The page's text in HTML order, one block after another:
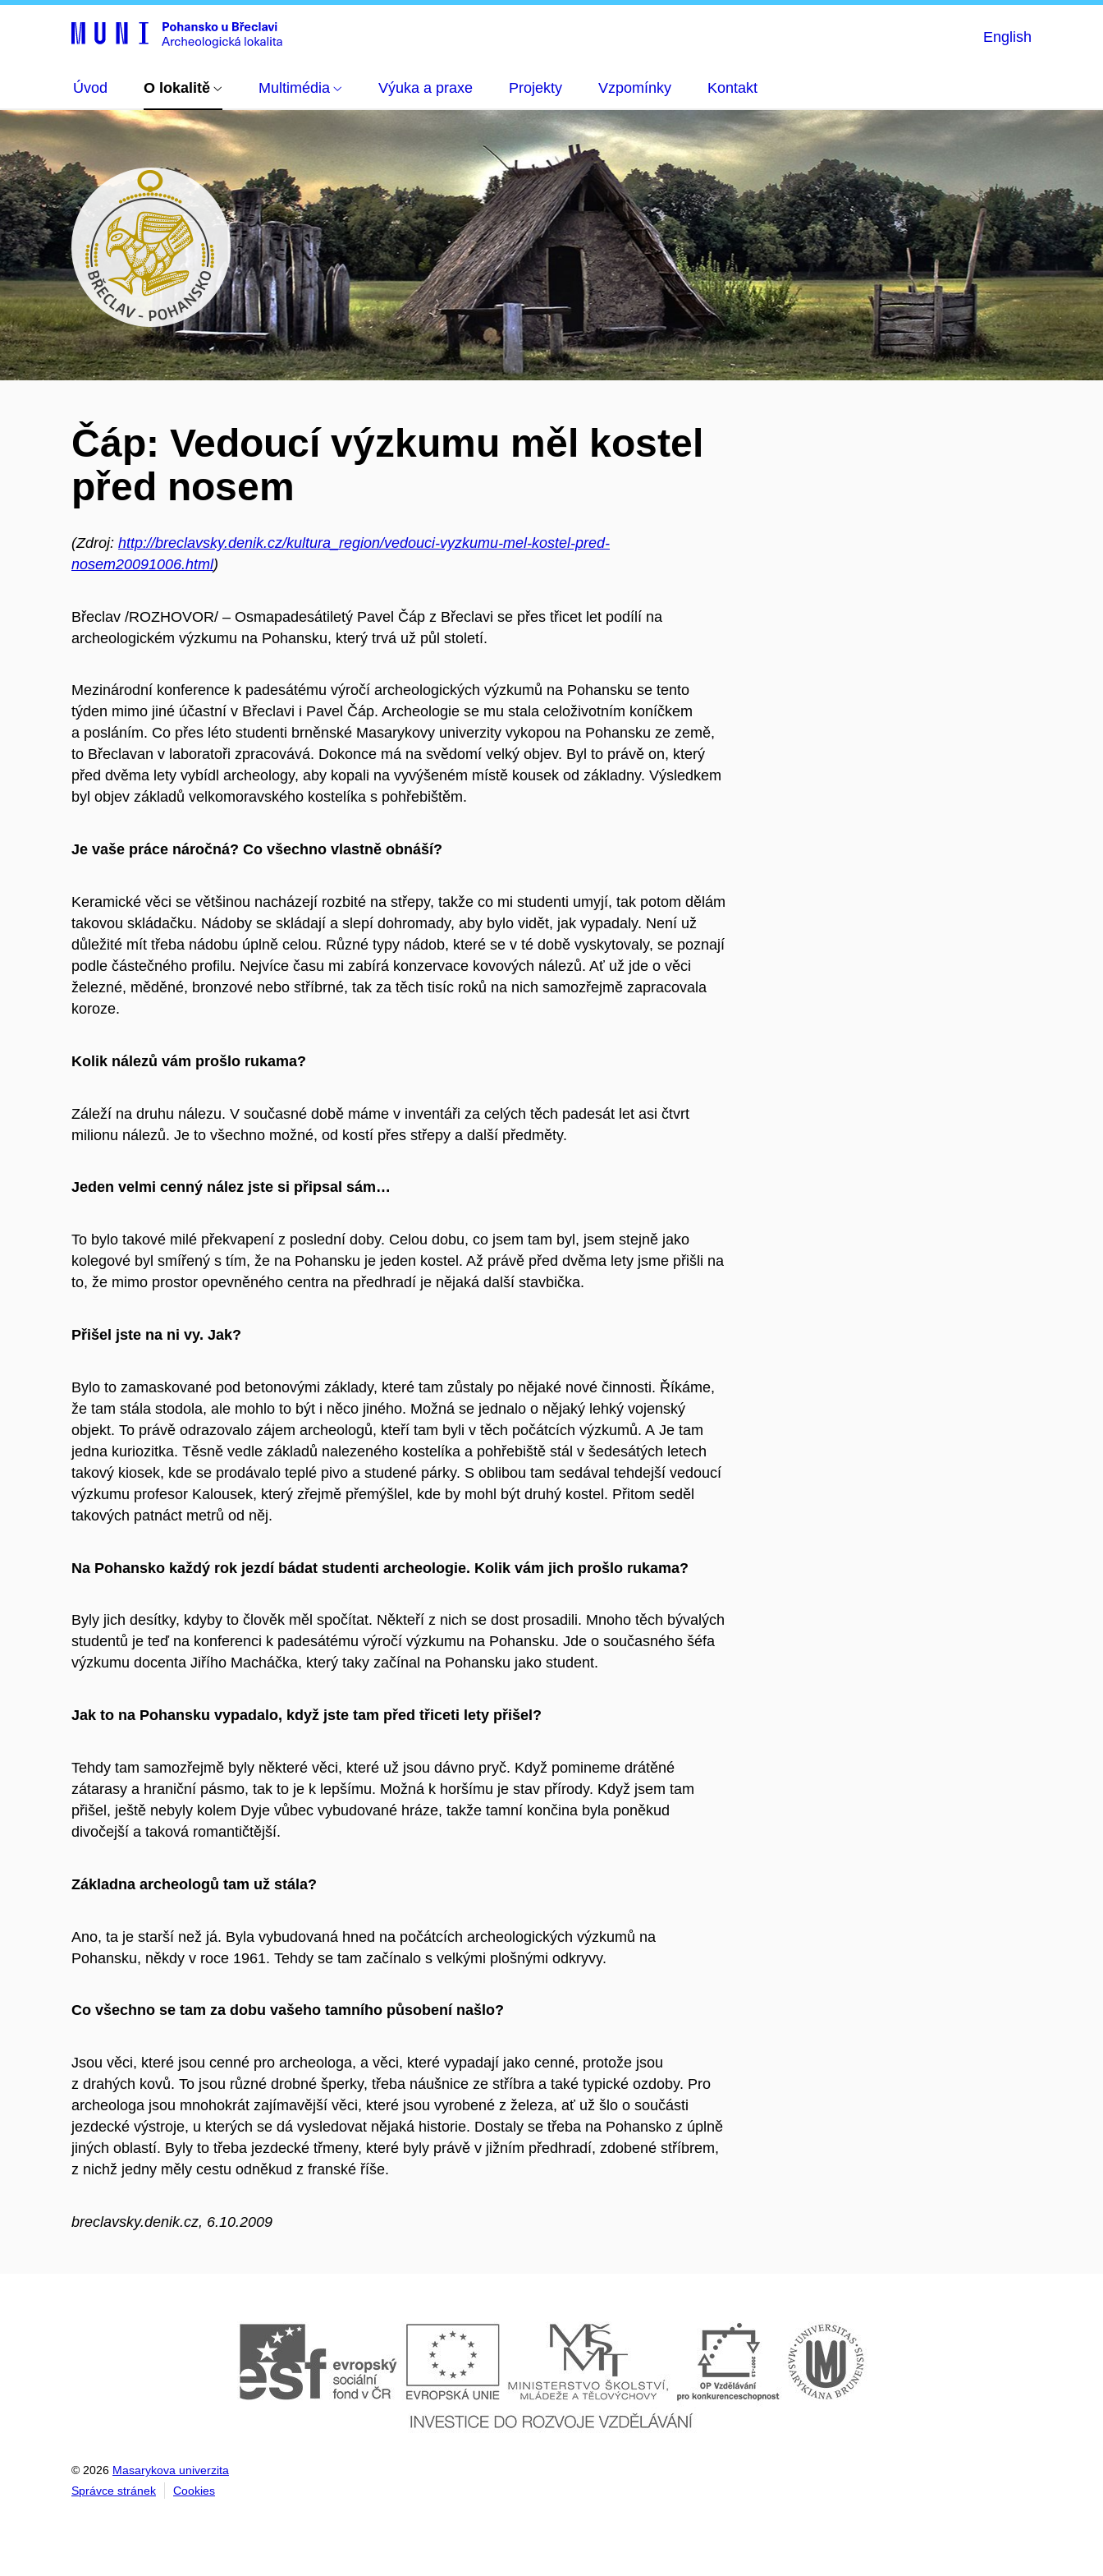
English
Úvod O lokalitě Multimédia Výuka a praxe Projekty Vzpomínky Kontakt
Čáp: Vedoucí výzkumu měl kostel
před nosem
(Zdroj: http://breclavsky.denik.cz/kultura_region/vedouci-vyzkumu-mel-kostel-pred-
nosem20091006.html)
Břeclav /ROZHOVOR/ – Osmapadesátiletý Pavel Čáp z Břeclavi se přes třicet let podílí na
archeologickém výzkumu na Pohansku, který trvá už půl století.
Mezinárodní konference k padesátému výročí archeologických výzkumů na Pohansku se tento
týden mimo jiné účastní v Břeclavi i Pavel Čáp. Archeologie se mu stala celoživotním koníčkem
a posláním. Co přes léto studenti brněnské Masarykovy univerzity vykopou na Pohansku ze země,
to Břeclavan v laboratoři zpracovává. Dokonce má na svědomí velký objev. Byl to právě on, který
před dvěma lety vybídl archeology, aby kopali na vyvýšeném místě kousek od základny. Výsledkem
byl objev základů velkomoravského kostelíka s pohřebištěm.
Je vaše práce náročná? Co všechno vlastně obnáší?
Keramické věci se většinou nacházejí rozbité na střepy, takže co mi studenti umyjí, tak potom dělám
takovou skládačku. Nádoby se skládají a slepí dohromady, aby bylo vidět, jak vypadaly. Není už
důležité mít třeba nádobu úplně celou. Různé typy nádob, které se v té době vyskytovaly, se poznají
podle částečného profilu. Nejvíce času mi zabírá konzervace kovových nálezů. Ať už jde o věci
železné, měděné, bronzové nebo stříbrné, tak za těch tisíc roků na nich samozřejmě zapracovala
koroze.
Kolik nálezů vám prošlo rukama?
Záleží na druhu nálezu. V současné době máme v inventáři za celých těch padesát let asi čtvrt
milionu nálezů. Je to všechno možné, od kostí přes střepy a další předměty.
Jeden velmi cenný nález jste si připsal sám…
To bylo takové milé překvapení z poslední doby. Celou dobu, co jsem tam byl, jsem stejně jako
kolegové byl smířený s tím, že na Pohansku je jeden kostel. Až právě před dvěma lety jsme přišli na
to, že mimo prostor opevněného centra na předhradí je nějaká další stavbička.
Přišel jste na ni vy. Jak?
Bylo to zamaskované pod betonovými základy, které tam zůstaly po nějaké nové činnosti. Říkáme,
že tam stála stodola, ale mohlo to být i něco jiného. Možná se jednalo o nějaký lehký vojenský
objekt. To právě odrazovalo zájem archeologů, kteří tam byli v těch počátcích výzkumů. A Je tam
jedna kuriozitka. Těsně vedle základů nalezeného kostelíka a pohřebiště stál v šedesátých letech
takový kiosek, kde se prodávalo teplé pivo a studené párky. S oblibou tam sedával tehdejší vedoucí
výzkumu profesor Kalousek, který zřejmě přemýšlel, kde by mohl být druhý kostel. Přitom seděl
takových patnáct metrů od něj.
Na Pohansko každý rok jezdí bádat studenti archeologie. Kolik vám jich prošlo rukama?
Byly jich desítky, kdyby to člověk měl spočítat. Někteří z nich se dost prosadili. Mnoho těch bývalých
studentů je teď na konferenci k padesátému výročí výzkumu na Pohansku. Jde o současného šéfa
výzkumu docenta Jiřího Macháčka, který taky začínal na Pohansku jako student.
Jak to na Pohansku vypadalo, když jste tam před třiceti lety přišel?
Tehdy tam samozřejmě byly některé věci, které už jsou dávno pryč. Když pomineme drátěné
zátarasy a hraniční pásmo, tak to je k lepšímu. Možná k horšímu je stav přírody. Když jsem tam
přišel, ještě nebyly kolem Dyje vůbec vybudované hráze, takže tamní končina byla poněkud
divočejší a taková romantičtější.
Základna archeologů tam už stála?
Ano, ta je starší než já. Byla vybudovaná hned na počátcích archeologických výzkumů na
Pohansku, někdy v roce 1961. Tehdy se tam začínalo s velkými plošnými odkryvy.
Co všechno se tam za dobu vašeho tamního působení našlo?
Jsou věci, které jsou cenné pro archeologa, a věci, které vypadají jako cenné, protože jsou
z drahých kovů. To jsou různé drobné šperky, třeba náušnice ze stříbra a také typické ozdoby. Pro
archeologa jsou mnohokrát zajímavější věci, které jsou vyrobené z železa, ať už šlo o součásti
jezdecké výstroje, u kterých se dá vysledovat nějaká historie. Dostaly se třeba na Pohansko z úplně
jiných oblastí. Byly to třeba jezdecké třmeny, které byly právě v jižním předhradí, zdobené stříbrem,
z nichž jedny měly cestu odněkud z franské říše.
breclavsky.denik.cz, 6.10.2009
© 2026 Masarykova univerzita
Správce stránek
Cookies